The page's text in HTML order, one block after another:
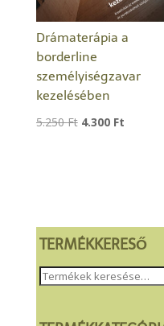
Drámaterápia a
borderline
személyiségzavar
kezelésében
5.250Ft Original
4.300 FtCurrent
TERMÉKKERESŐ
Keresés
következőre: